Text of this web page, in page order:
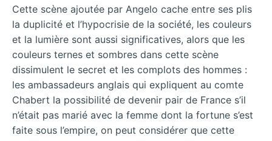
Cette scène ajoutée par Angelo cache entre ses plis
la duplicité et l’hypocrisie de la société, les couleurs
et la lumière sont aussi significatives, alors que les
couleurs ternes et sombres dans cette scène
dissimulent le secret et les complots des hommes :
les ambassadeurs anglais qui expliquent au comte
Chabert la possibilité de devenir pair de France s’il
n’était pas marié avec la femme dont la fortune s’est
faite sous l’empire, on peut considérer que cette